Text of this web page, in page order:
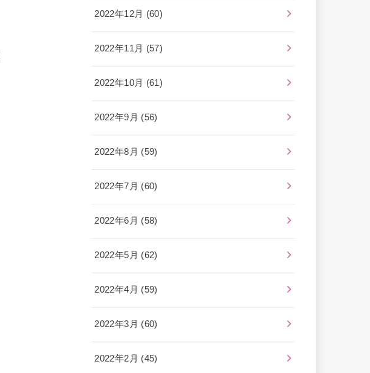
2022年12月 (60)
2022年11月 (57)
2022年10月 (61)
2022年9月 (56)
2022年8月 (59)
2022年7月 (60)
2022年6月 (58)
2022年5月 (62)
2022年4月 (59)
2022年3月 (60)
2022年2月 (45)